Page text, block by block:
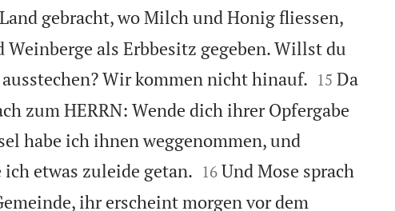
gebracht, wo Milch und Honig fliessen,
als Erbbesitz gegeben. Willst du
Wir kommen nicht hinauf.
15 Da
zum HERRN: Wende dich ihrer Opfergabe
habe ich ihnen weggenommen, und
etwas zuleide getan.
16 Und Mose sprach
ihr erscheint morgen vor dem